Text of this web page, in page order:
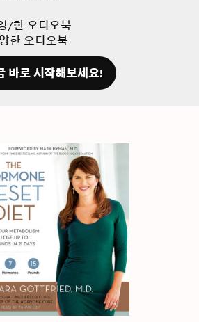
/한 오디오북
한 오디오북
바로 시작해보세요!